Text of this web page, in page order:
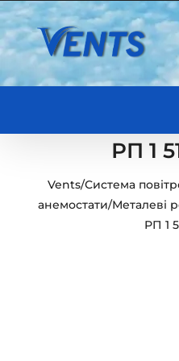
Skip
to
content
РП 1
Vents/Система
анемостати/Металеві
РП 1